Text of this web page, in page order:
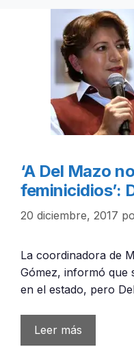
‘A Del Mazo
feminicidios’:
20 diciembre, 2017
La coordinadora de
Gómez, informó que
en el estado, pero
Leer más